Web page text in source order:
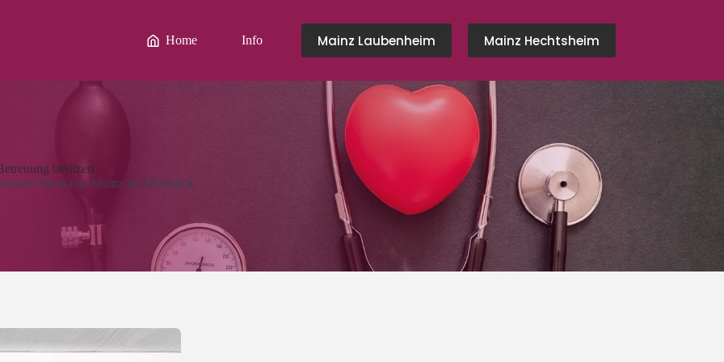
Home Info Mainz Laubenheim Mainz Hechtsheim
besitzen
Medsanic Mainz im Überblick